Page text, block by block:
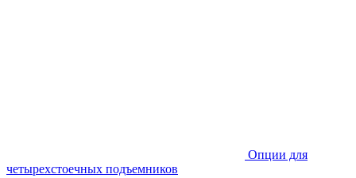
Опции для
четырехстоечных подъемников